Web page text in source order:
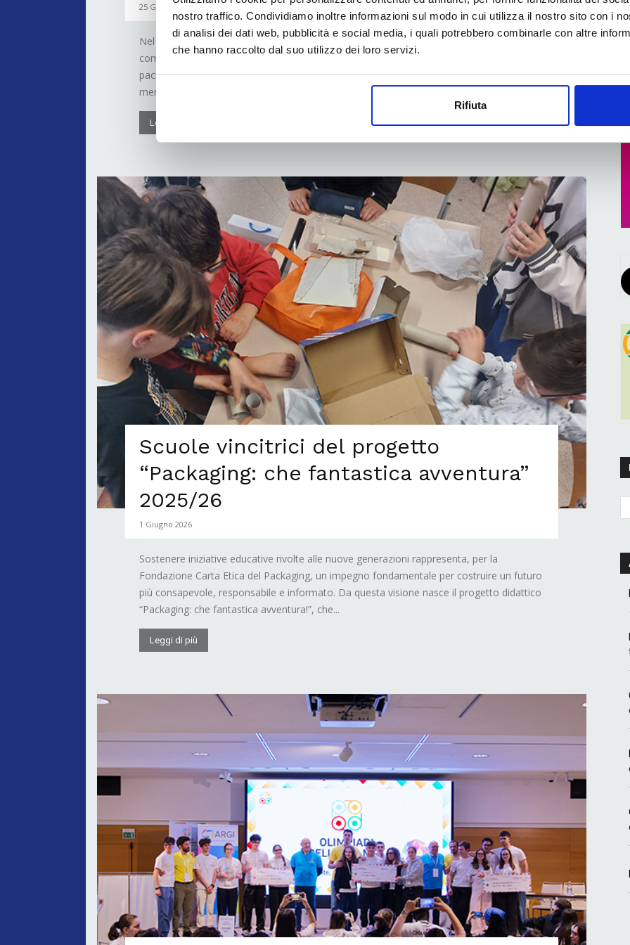
nostro traffico. Condividiamo inoltre informazioni sul modo in cui utilizza il nostro sito con i
di analisi dei dati web, pubblicità e social media, i quali potrebbero combinarle con altre
che hanno raccolto dal suo utilizzo dei loro servizi.
Rifiuta
25 Giugno 2026
Nel precedente contributo abbiamo analizzato il ruolo dell’Integrated Business Planning
come strumento per allineare strategia, domanda e capacità produttiva nelle aziende del
packaging in cartone. Un approccio imprescindibile per gestire la complessità del
mercato e garantire coerenza decisionale lungo...
Leggi di più
Scuole vincitrici del progetto
“Packaging: che fantastica avventura”
2025/26
1 Giugno 2026
Sostenere iniziative educative rivolte alle nuove generazioni rappresenta, per la
Fondazione Carta Etica del Packaging, un impegno fondamentale per costruire un futuro
più consapevole, responsabile e informato. Da questa visione nasce il progetto didattico
“Packaging: che fantastica avventura!”, che...
Leggi di più